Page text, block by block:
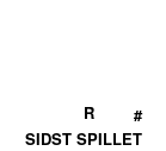
7
SIDST SPILLET
R #